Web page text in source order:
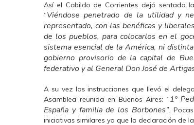
Así el Cabildo de Corrientes dejó sentado
“Viéndose penetrado de la utilidad y
representado, con las benéficas y
de los pueblos, para colocarlos en el
sistema esencial de la América, ni
gobierno provisorio de la capital de
federativo y al General Don José de
A su vez las instrucciones que llevó el
Asamblea reunida en Buenos Aires: “1º
España y familia de los Borbones”.
iniciativas similares ya que la declaración de